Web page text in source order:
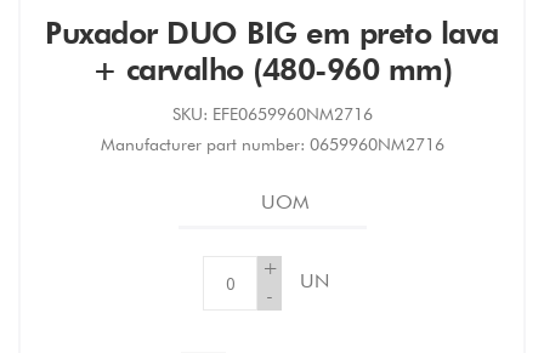
Puxador DUO BIG em preto lava
+ carvalho (480-960 mm)
SKU: EFE0659960NM2716
Manufacturer part number: 0659960NM2716
UOM
+
-
UN